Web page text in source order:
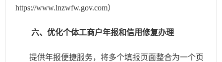
https://www.lnzwfw.gov.com）
六、优化个体工商户年报和信用修复办理
提供年报便捷服务，将多个填报页面整合为一个页